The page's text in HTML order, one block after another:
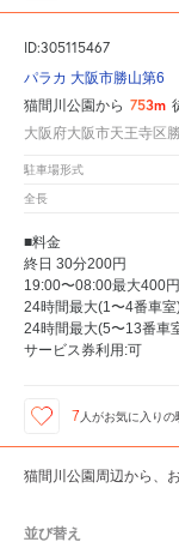
ID:305115467
パラカ 大阪市勝山第6
猫間川公園から 753m
大阪府大阪市天王寺区
駐車場形式
全長
■料金
終日 30分200円
19:00〜08:00最大400円
24時間最大(1〜4番車室
24時間最大(5〜13番車
サービス券利用:可
7 人がお気に入りの
猫間川公園周辺から、
並び替え